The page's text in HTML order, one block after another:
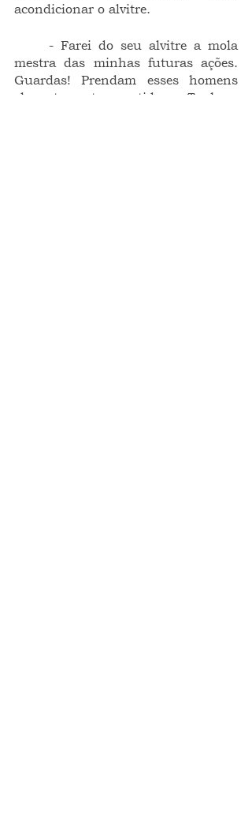
acondicionar o alvitre.
mestra das minhas futuras ações.
Guardas! Prendam esses homens
elegantemente vestidos. Tenham